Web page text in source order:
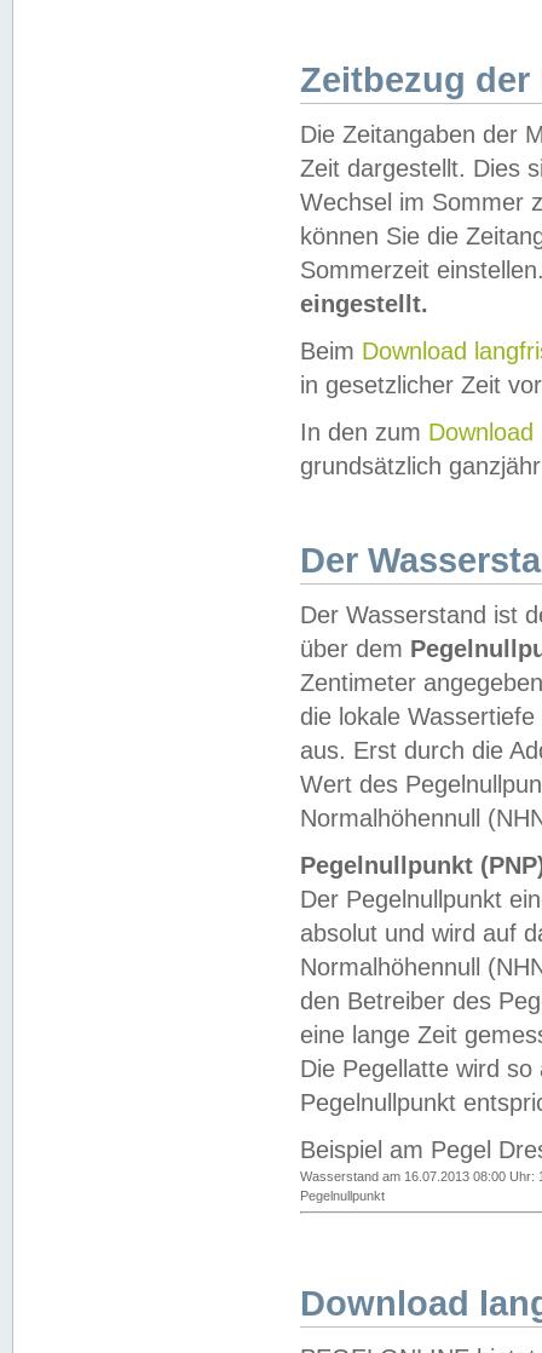
Zeitbezug der
Die Zeitangaben der
Zeit dargestellt. Dies
Wechsel im Sommer
können Sie die
Sommerzeit
eingestellt.
Beim Download
in gesetzlicher Zeit
In den zum Download
grundsätzlich
Der
Der Wasserstand ist
über dem
Zentimeter
die lokale
aus. Erst durch die
Wert des
Normalhöhennull
Pegelnullpunkt
Der Pegelnullpunkt
absolut und wird auf
Normalhöhennull
den Betreiber des
eine lange Zeit
Die Pegellatte wird
Pegelnullpunkt
Beispiel am Pegel
Wasserstand am 16.07.2013 08:00 Uhr:
Pegelnullpunkt
Download